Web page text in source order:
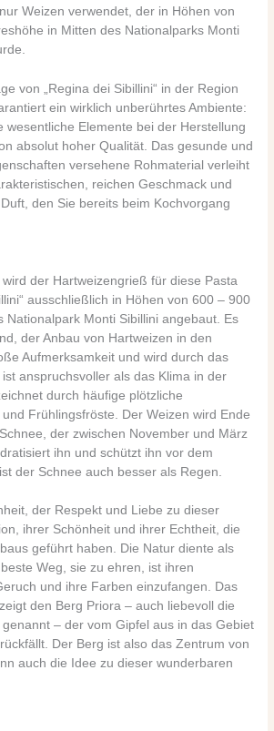
Weizen verwendet, der in Höhen von
in Mitten des Nationalparks Monti
von „Regina dei Sibillini“ in der Region
ein wirklich unberührtes Ambiente:
wesentliche Elemente bei der Herstellung
absolut hoher Qualität. Das gesunde und
versehene Rohmaterial verleiht
reichen Geschmack und
den Sie bereits beim Kochvorgang
der Hartweizengrieß für diese Pasta
ausschließlich in Höhen von 600 – 900
Nationalpark Monti Sibillini angebaut. Es
der Anbau von Hartweizen in den
Aufmerksamkeit und wird durch das
anspruchsvoller als das Klima in der
durch häufige plötzliche
Frühlingsfröste. Der Weizen wird Ende
der zwischen November und März
ihn und schützt ihn vor dem
der Schnee auch besser als Regen.
der Respekt und Liebe zu dieser
ihrer Schönheit und ihrer Echtheit, die
geführt haben. Die Natur diente als
Weg, sie zu ehren, ist ihren
und ihre Farben einzufangen. Das
den Berg Priora – auch liebevoll die
genannt – der vom Gipfel aus in das Gebiet
Der Berg ist also das Zentrum von
auch die Idee zu dieser wunderbaren